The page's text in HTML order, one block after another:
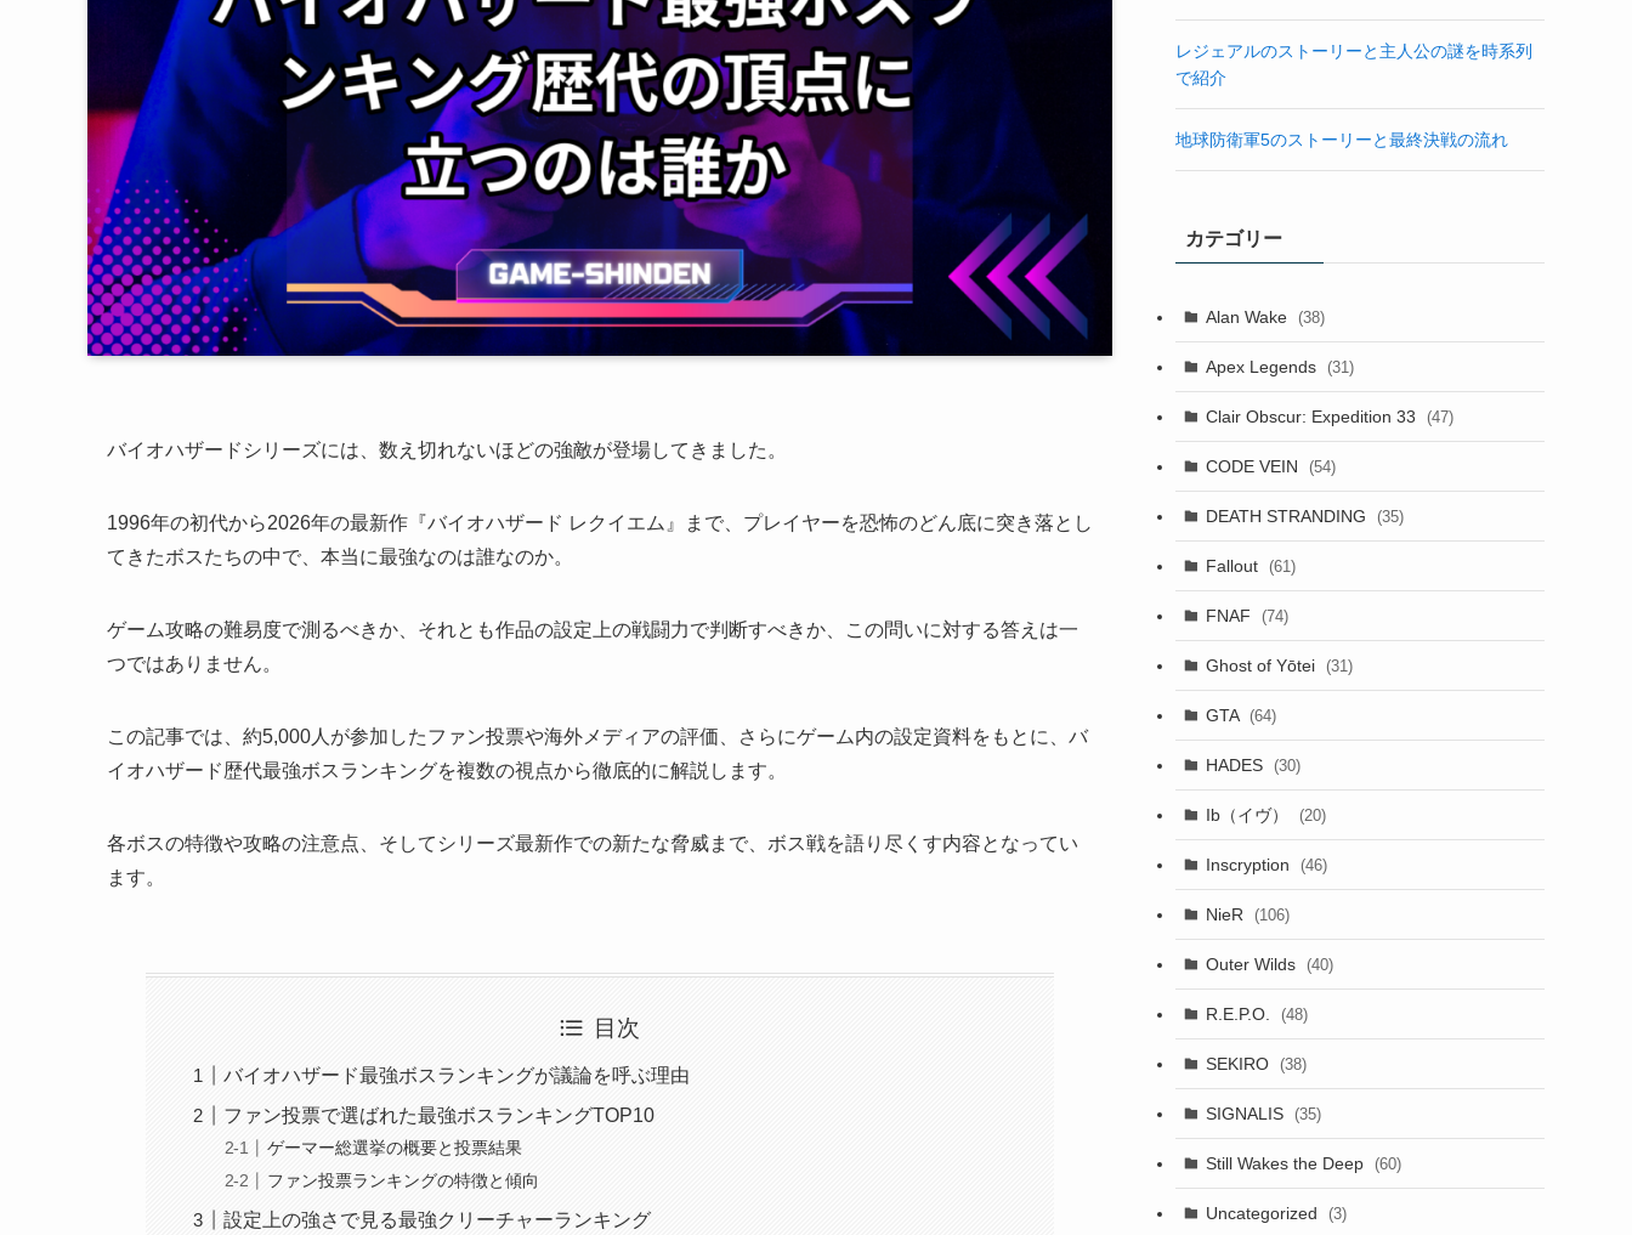
バイオハザードシリーズには、数え切れないほどの強敵が登場してきました。
1996年の初代から2026年の最新作『バイオハザード レクイエム』まで、プレイヤーを恐怖のどん底に突き落とし
てきたボスたちの中で、本当に最強なのは誰なのか。
ゲーム攻略の難易度で測るべきか、それとも作品の設定上の戦闘力で判断すべきか、この問いに対する答えは一
つではありません。
この記事では、約5,000人が参加したファン投票や海外メディアの評価、さらにゲーム内の設定資料をもとに、バ
イオハザード歴代最強ボスランキングを複数の視点から徹底的に解説します。
各ボスの特徴や攻略の注意点、そしてシリーズ最新作での新たな脅威まで、ボス戦を語り尽くす内容となってい
ます。
目次
バイオハザード最強ボスランキングが議論を呼ぶ理由
ファン投票で選ばれた最強ボスランキングTOP10
ゲーマー総選挙の概要と投票結果
ファン投票ランキングの特徴と傾向
設定上の強さで見る最強クリーチャーランキング
レジェアルのストーリーと主人公の謎を時系列
で紹介
地球防衛軍5のストーリーと最終決戦の流れ
カテゴリー
Alan Wake (38)
Apex Legends (31)
Clair Obscur: Expedition 33 (47)
CODE VEIN (54)
DEATH STRANDING (35)
Fallout (61)
FNAF (74)
Ghost of Yōtei (31)
GTA (64)
HADES (30)
Ib（イヴ） (20)
Inscryption (46)
NieR (106)
Outer Wilds (40)
R.E.P.O. (48)
SEKIRO (38)
SIGNALIS (35)
Still Wakes the Deep (60)
Uncategorized (3)